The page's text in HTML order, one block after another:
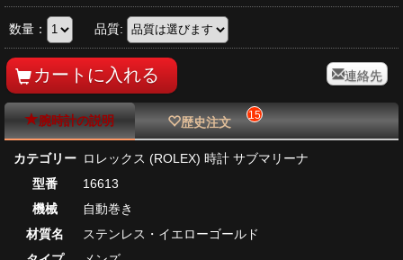
数量： 品質:
連絡先
腕時計の説明 歴史注文 15
カテゴリー ロレックス (ROLEX) 時計 サブマリーナ
型番
16613
機械
自動巻き
材質名
ステンレス・イエローゴールド